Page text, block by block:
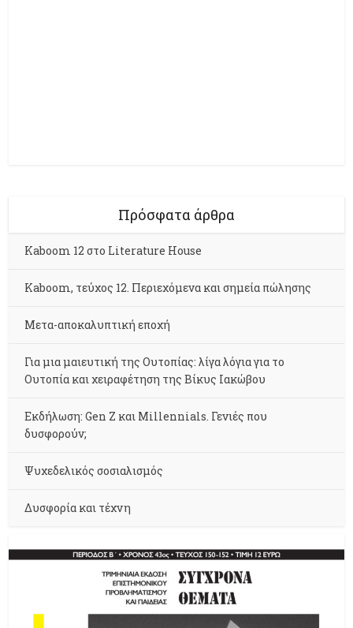
Πρόσφατα άρθρα
Kaboom 12 στο Literature House
Kaboom, τεύχος 12. Περιεχόμενα και σημεία πώλησης
Μετα-αποκαλυπτική εποχή
Για μια μαιευτική της Ουτοπίας: λίγα λόγια για το
Ουτοπία και χειραφέτηση της Βίκυς Ιακώβου
Εκδήλωση: Gen Z και Millennials. Γενιές που
δυσφορούν;
Ψυχεδελικός σοσιαλισμός
Δυσφορία και τέχνη